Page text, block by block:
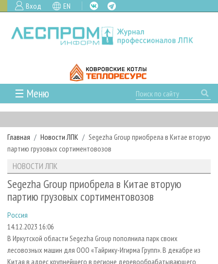
Вход EN
☰ Меню
ГЛАВНАЯ
РУБРИКИ И ТЕМЫ
РУБРИКИ ЖУРНАЛА
ЛЕСОЗАГОТОВКА
ЛЕСОПИЛЕНИЕ
СУШКА ДРЕВЕСИНЫ
ПРОИЗВОДСТВО ДРЕВЕСНЫХ ПЛИТ
ДЕРЕВЯННОЕ ДОМОСТРОЕНИЕ
НОВОСТИ
НОВОСТИ ЛПК
НОВОСТИ ЖУРНАЛА
ПРОЕКТЫ ЛПИ
АНАЛИТИКА
ПРЕДПРИЯТИЯ ЛПК
ПЕРСОНЫ
МОБИЛЬНЫЕ ВЫСТАВКИ
ОФИЦИАЛЬНЫЕ ДЕЛЕГАЦИИ
АРХИВ
АРХИВ ЖУРНАЛОВ
О ЖУРНАЛЕ
КОНТАКТЫ
РЕКЛАМОДАТЕЛЯМ
РЕКЛАМА
РЕКЛАМА НА САЙТЕ
Главная Новости ЛПК
Segezha Group приобрела в Китае вторую
партию грузовых сортиментовозов
НОВОСТИ ЛПК
Segezha Group приобрела в Китае вторую
партию грузовых сортиментовозов
Россия
14.12.2023 16:06
В Иркутской области Segezha Group пополнила парк своих
лесовозных машин для ООО «Тайрику-Игирма Групп». В декабре из
Китая в адрес крупнейшего в регионе деревообрабатывающего